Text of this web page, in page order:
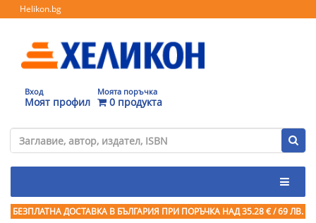
Helikon.bg
Вход
Моят профил
Моята поръчка
0 продукта
БЕЗПЛАТНА ДОСТАВКА В БЪЛГАРИЯ ПРИ ПОРЪЧКА НАД 35.28 € / 69 ЛВ.